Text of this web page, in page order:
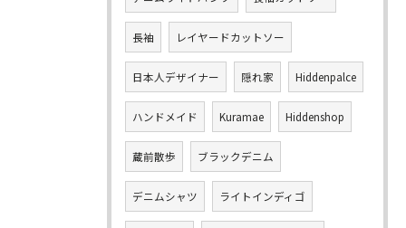
長袖 レイヤードカットソー
日本人デザイナー 隠れ家 Hiddenpalce
ハンドメイド Kuramae Hiddenshop
蔵前散歩 ブラックデニム
デニムシャツ ライトインディゴ